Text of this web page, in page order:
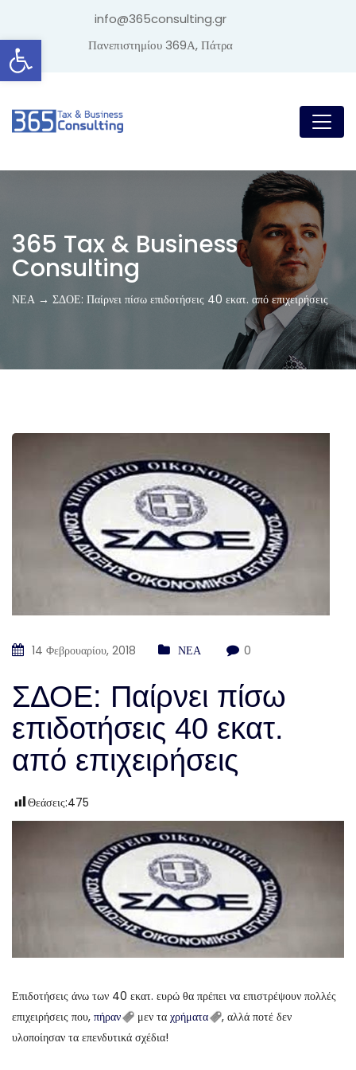
Ανοίξτε τη γραμμή εργαλείων
info@365consulting.gr
Πανεπιστημίου 369Α, Πάτρα
365 Tax & Business
Consulting
ΝΕΑ → ΣΔΟΕ: Παίρνει πίσω επιδοτήσεις 40 εκατ. από επιχειρήσεις
14 Φεβρουαρίου, 2018 ΝΕΑ 0
ΣΔΟΕ: Παίρνει πίσω
επιδοτήσεις 40 εκατ.
από επιχειρήσεις
Θεάσεις:475
Επιδοτήσεις άνω των 40 εκατ. ευρώ θα πρέπει να επιστρέψουν πολλές
επιχειρήσεις που, πήραν μεν τα χρήματα
, αλλά ποτέ δεν
υλοποίησαν τα επενδυτικά σχέδια!